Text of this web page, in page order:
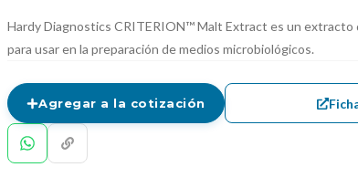
Hardy Diagnostics CRITERION™ Malt Extract es un extracto
para usar en la preparación de medios microbiológicos.
Agregar a la cotización